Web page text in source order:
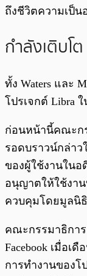
ถึงชีวิตความเป็น
กำลังเติบโต
ทั้ง Waters และ
โปรเจกต์ Libra
ก่อนหน้านี้คณะก
รอดบราวน์กล่าว
ของผู้ใช้งานใน
อนุญาตให้ใช้งาน
ควบคุมโดยมูลนิ
คณะกรรมาธิกา
Facebook เมื่อเ
การทำงานของโ